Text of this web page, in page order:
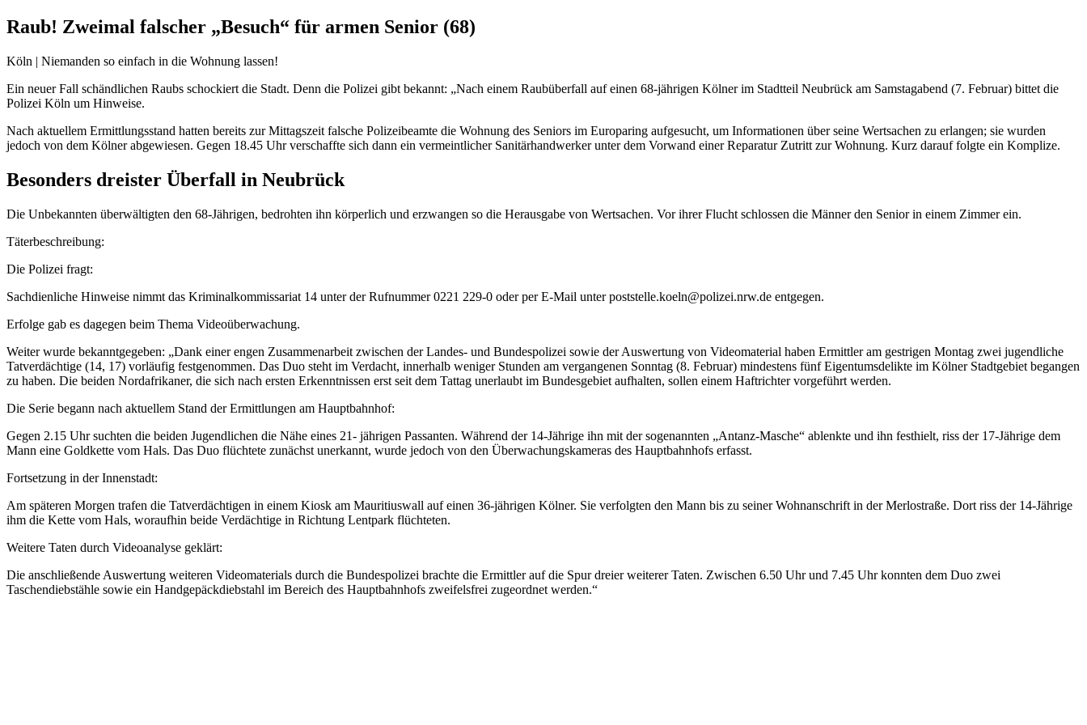
Raub! Zweimal falscher „Besuch“ für armen Senior (68)
Köln | Niemanden so einfach in die Wohnung lassen!
Ein neuer Fall schändlichen Raubs schockiert die Stadt. Denn die Polizei gibt bekannt: „Nach einem Raubüberfall auf einen 68-jährigen Kölner im Stadtteil Neubrück am Samstagabend (7. Februar) bittet die
Polizei Köln um Hinweise.
Nach aktuellem Ermittlungsstand hatten bereits zur Mittagszeit falsche Polizeibeamte die Wohnung des Seniors im Europaring aufgesucht, um Informationen über seine Wertsachen zu erlangen; sie wurden
jedoch von dem Kölner abgewiesen. Gegen 18.45 Uhr verschaffte sich dann ein vermeintlicher Sanitärhandwerker unter dem Vorwand einer Reparatur Zutritt zur Wohnung. Kurz darauf folgte ein Komplize.
Besonders dreister Überfall in Neubrück
Die Unbekannten überwältigten den 68-Jährigen, bedrohten ihn körperlich und erzwangen so die Herausgabe von Wertsachen. Vor ihrer Flucht schlossen die Männer den Senior in einem Zimmer ein.
Täterbeschreibung:
Die Polizei fragt:
Sachdienliche Hinweise nimmt das Kriminalkommissariat 14 unter der Rufnummer 0221 229-0 oder per E-Mail unter poststelle.koeln@polizei.nrw.de entgegen.
Erfolge gab es dagegen beim Thema Videoüberwachung.
Weiter wurde bekanntgegeben: „Dank einer engen Zusammenarbeit zwischen der Landes- und Bundespolizei sowie der Auswertung von Videomaterial haben Ermittler am gestrigen Montag zwei jugendliche
Tatverdächtige (14, 17) vorläufig festgenommen. Das Duo steht im Verdacht, innerhalb weniger Stunden am vergangenen Sonntag (8. Februar) mindestens fünf Eigentumsdelikte im Kölner Stadtgebiet begangen
zu haben. Die beiden Nordafrikaner, die sich nach ersten Erkenntnissen erst seit dem Tattag unerlaubt im Bundesgebiet aufhalten, sollen einem Haftrichter vorgeführt werden.
Die Serie begann nach aktuellem Stand der Ermittlungen am Hauptbahnhof:
Gegen 2.15 Uhr suchten die beiden Jugendlichen die Nähe eines 21- jährigen Passanten. Während der 14-Jährige ihn mit der sogenannten „Antanz-Masche“ ablenkte und ihn festhielt, riss der 17-Jährige dem
Mann eine Goldkette vom Hals. Das Duo flüchtete zunächst unerkannt, wurde jedoch von den Überwachungskameras des Hauptbahnhofs erfasst.
Fortsetzung in der Innenstadt:
Am späteren Morgen trafen die Tatverdächtigen in einem Kiosk am Mauritiuswall auf einen 36-jährigen Kölner. Sie verfolgten den Mann bis zu seiner Wohnanschrift in der Merlostraße. Dort riss der 14-Jährige
ihm die Kette vom Hals, woraufhin beide Verdächtige in Richtung Lentpark flüchteten.
Weitere Taten durch Videoanalyse geklärt:
Die anschließende Auswertung weiteren Videomaterials durch die Bundespolizei brachte die Ermittler auf die Spur dreier weiterer Taten. Zwischen 6.50 Uhr und 7.45 Uhr konnten dem Duo zwei
Taschendiebstähle sowie ein Handgepäckdiebstahl im Bereich des Hauptbahnhofs zweifelsfrei zugeordnet werden.“